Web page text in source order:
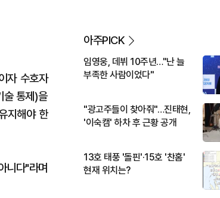
자 수호자
술 통제)을
지해야 한
니다"라며
아주PICK
임영웅, 데뷔 10주년…"난 늘
부족한 사람이었다"
"광고주들이 찾아줘"…진태현,
'이숙캠' 하차 후 근황 공개
13호 태풍 '돌핀'·15호 '찬홈'
현재 위치는?